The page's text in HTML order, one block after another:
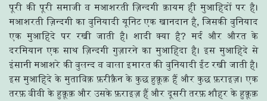
पूरी की पूरी समाजी व मआशरती ज़िन्दगी क़ायम ही मुआहिदों पर है।
मआशरती ज़िन्दगी का बुनियादी यूनिट एक खानदान है, जिसकी बुनियाद
एक मुआहिदे पर रखी जाती है। शादी क्या है? मर्द और औरत के
दरमियान एक साथ ज़िन्दगी गुज़ारने का मुआहिदा है। इस मुआहिदे से
इंसानी मआशरे की बुलन्द व बाला इमारत की बुनियादी ईंट रखी जाती है।
इस मुआहिदे के मुताबिक़ फ़रीक़ैन के कुछ हुक़ूक़ हैं और कुछ फ़राइज़। एक
तरफ़ बीवी के हुक़ूक़ और उसके फ़राइज़ हैं और दूसरी तरफ़ शौहर के हुक़ूक़